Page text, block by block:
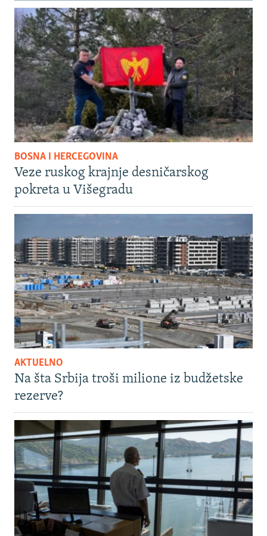
BOSNA I HERCEGOVINA
Veze ruskog krajnje desničarskog
pokreta u Višegradu
AKTUELNO
Na šta Srbija troši milione iz budžetske
rezerve?